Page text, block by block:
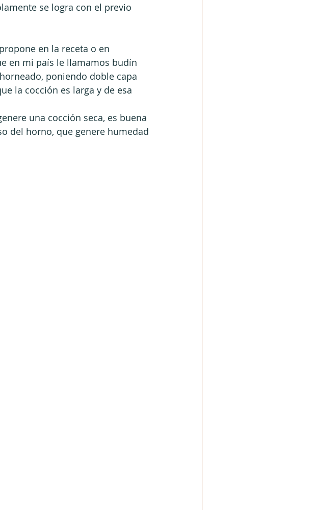
se logra con el previo
en la receta o en
en mi país le llamamos budín
poniendo doble capa
la cocción es larga y de esa
una cocción seca, es buena
del horno, que genere humedad